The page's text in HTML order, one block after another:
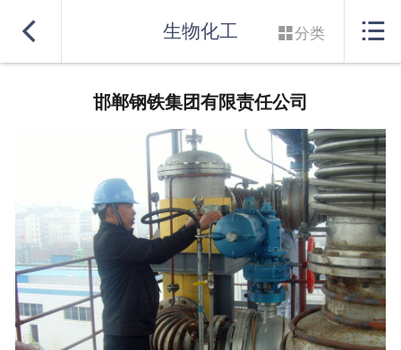
实力良盛
产品系列
行业解决方案
服务支持
联系我们
 生物化工 分类 
邯郸钢铁集团有限责任公司